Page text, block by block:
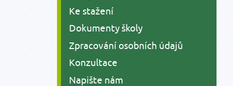
Ke stažení
Dokumenty školy
Zpracování osobních údajů
Konzultace
Napište nám